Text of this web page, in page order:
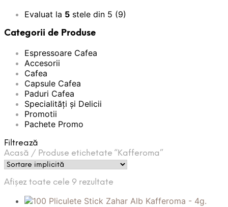
Evaluat la 5 stele din 5 (9)
Categorii de Produse
Espressoare Cafea
Accesorii
Cafea
Capsule Cafea
Paduri Cafea
Specialități și Delicii
Promotii
Pachete Promo
Filtrează
Acasă / Produse etichetate “Kafferoma”
Afișez toate cele 9 rezultate